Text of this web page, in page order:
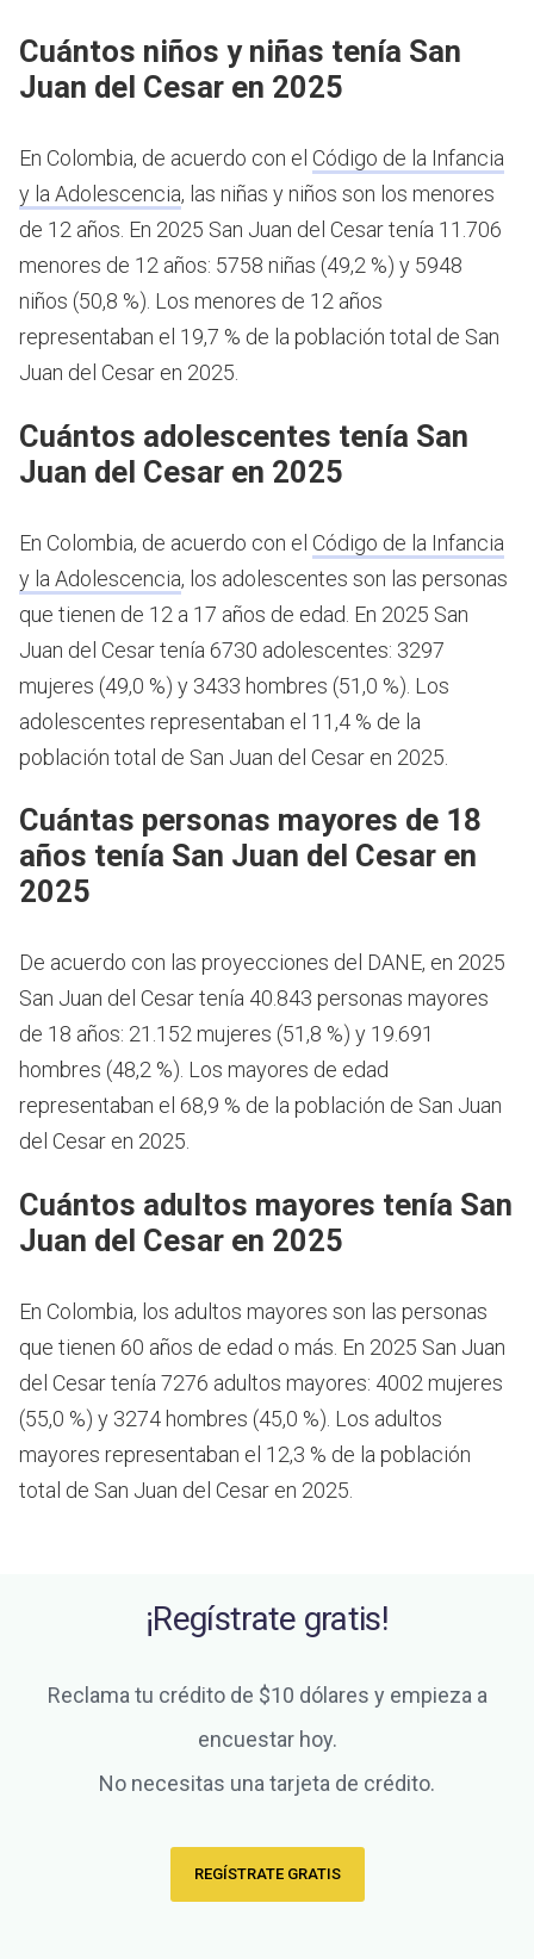
Cuántos niños y niñas tenía San
Juan del Cesar en 2025
En Colombia, de acuerdo con el Código de la Infancia
y la Adolescencia, las niñas y niños son los menores
de 12 años. En 2025 San Juan del Cesar tenía 11.706
menores de 12 años: 5758 niñas (49,2 %) y 5948
niños (50,8 %). Los menores de 12 años
representaban el 19,7 % de la población total de San
Juan del Cesar en 2025.
Cuántos adolescentes tenía San
Juan del Cesar en 2025
En Colombia, de acuerdo con el Código de la Infancia
y la Adolescencia, los adolescentes son las personas
que tienen de 12 a 17 años de edad. En 2025 San
Juan del Cesar tenía 6730 adolescentes: 3297
mujeres (49,0 %) y 3433 hombres (51,0 %). Los
adolescentes representaban el 11,4 % de la
población total de San Juan del Cesar en 2025.
Cuántas personas mayores de 18
años tenía San Juan del Cesar en
2025
De acuerdo con las proyecciones del DANE, en 2025
San Juan del Cesar tenía 40.843 personas mayores
de 18 años: 21.152 mujeres (51,8 %) y 19.691
hombres (48,2 %). Los mayores de edad
representaban el 68,9 % de la población de San Juan
del Cesar en 2025.
Cuántos adultos mayores tenía San
Juan del Cesar en 2025
En Colombia, los adultos mayores son las personas
que tienen 60 años de edad o más. En 2025 San Juan
del Cesar tenía 7276 adultos mayores: 4002 mujeres
(55,0 %) y 3274 hombres (45,0 %). Los adultos
mayores representaban el 12,3 % de la población
total de San Juan del Cesar en 2025.
¡Regístrate gratis!
Reclama tu crédito de $10 dólares y empieza a
encuestar hoy.
No necesitas una tarjeta de crédito.
REGÍSTRATE GRATIS